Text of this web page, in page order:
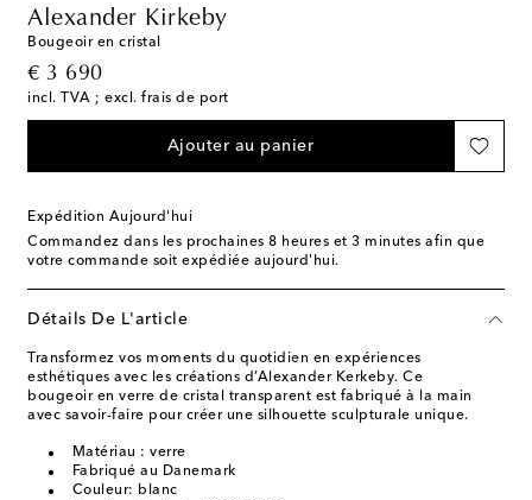
Alexander Kirkeby
Bougeoir en cristal
€ 3 690
original price
incl. TVA ; excl. frais de port
Ajouter au panier
Expédition Aujourd'hui
Commandez dans les prochaines 8 heures et 3 minutes afin que
votre commande soit expédiée aujourd'hui.
Détails De L'article
Transformez vos moments du quotidien en expériences
esthétiques avec les créations d’Alexander Kerkeby. Ce
bougeoir en verre de cristal transparent est fabriqué à la main
avec savoir-faire pour créer une silhouette sculpturale unique.
Matériau : verre
Fabriqué au Danemark
Couleur: blanc